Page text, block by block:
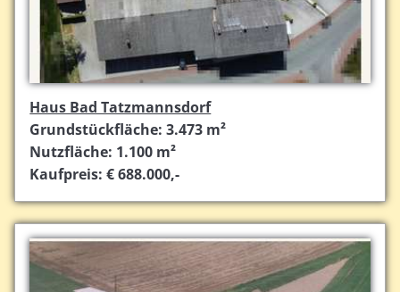
Haus Bad Tatzmannsdorf
Grundstückfläche: 3.473 m²
Nutzfläche: 1.100 m²
Kaufpreis: € 688.000,-